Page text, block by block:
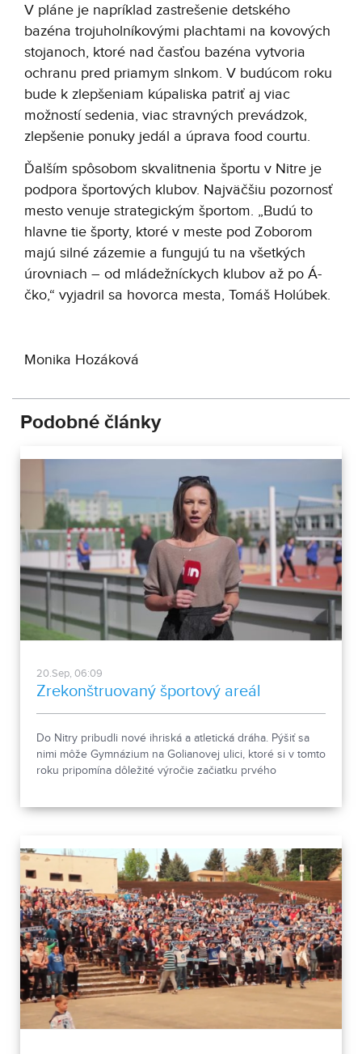
V pláne je napríklad zastrešenie detského
bazéna trojuholníkovými plachtami na kovových
stojanoch, ktoré nad časťou bazéna vytvoria
ochranu pred priamym slnkom. V budúcom roku
bude k zlepšeniam kúpaliska patriť aj viac
možností sedenia, viac stravných prevádzok,
zlepšenie ponuky jedál a úprava food courtu.
Ďalším spôsobom skvalitnenia športu v Nitre je
podpora športových klubov. Najväčšiu pozornosť
mesto venuje strategickým športom. „Budú to
hlavne tie športy, ktoré v meste pod Zoborom
majú silné zázemie a fungujú tu na všetkých
úrovniach – od mládežníckych klubov až po Á-
čko,“ vyjadril sa hovorca mesta, Tomáš Holúbek.
Monika Hozáková
Podobné články
20.Sep, 06:09
Zrekonštruovaný športový areál
Do Nitry pribudli nové ihriská a atletická dráha. Pýšiť sa
nimi môže Gymnázium na Golianovej ulici, ktoré si v tomto
roku pripomína dôležité výročie začiatku prvého